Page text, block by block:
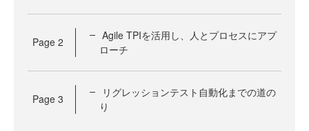
Page 2
Agile TPIを活用し、人とプロセスにアプ
ローチ
Page 3
リグレッションテスト自動化までの道の
り